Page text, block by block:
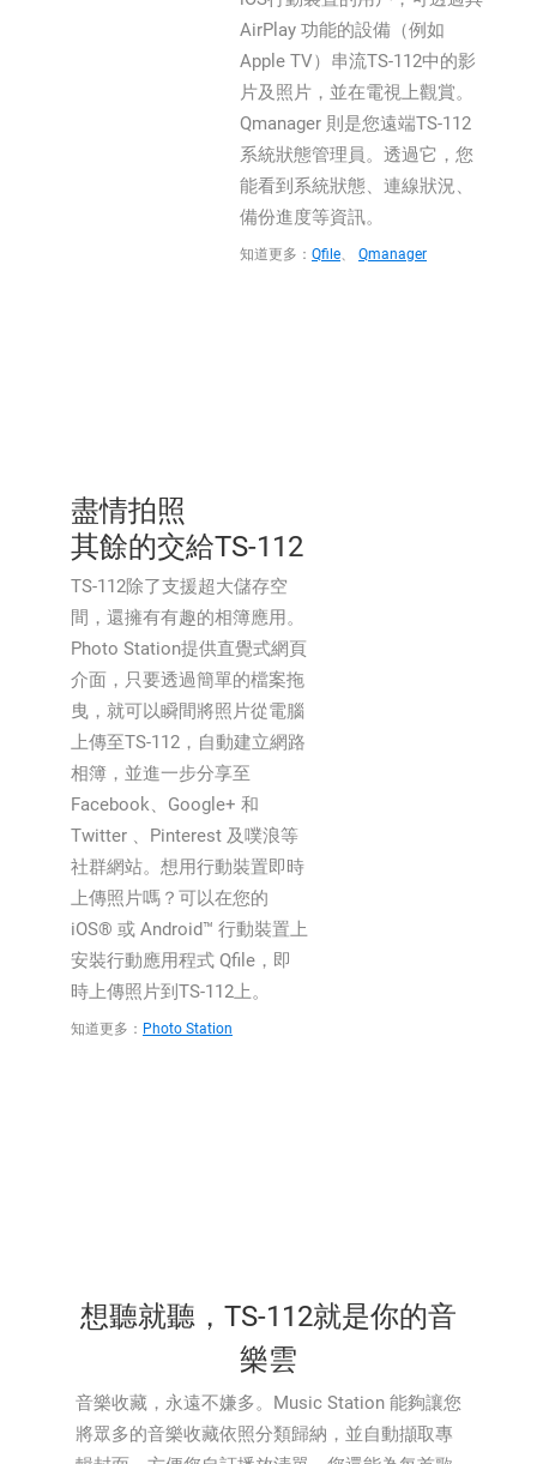
AirPlay 功能的設備（例如
Apple TV）串流TS-112中的影
片及照片，並在電視上觀賞。
Qmanager 則是您遠端TS-112
系統狀態管理員。透過它，您
能看到系統狀態、連線狀況、
備份進度等資訊。
知道更多： Qfile、 Qmanager
盡情拍照
其餘的交給TS-112
TS-112除了支援超大儲存空
間，還擁有有趣的相簿應用。
Photo Station提供直覺式網頁
介面，只要透過簡單的檔案拖
曳，就可以瞬間將照片從電腦
上傳至TS-112，自動建立網路
相簿，並進一步分享至
Facebook、Google+ 和
Twitter 、Pinterest 及噗浪等
社群網站。想用行動裝置即時
上傳照片嗎？可以在您的
iOS® 或 Android™ 行動裝置上
安裝行動應用程式 Qfile，即
時上傳照片到TS-112上。
知道更多： Photo Station
想聽就聽，TS-112就是你的音
樂雲
音樂收藏，永遠不嫌多。Music Station 能夠讓您
將眾多的音樂收藏依照分類歸納，並自動擷取專